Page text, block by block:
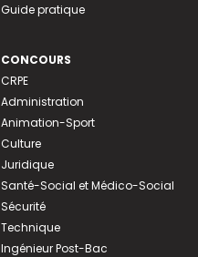
Guide pratique
CONCOURS
CRPE
Administration
Animation-Sport
Culture
Juridique
Santé-Social et Médico-Social
Sécurité
Technique
Ingénieur Post-Bac